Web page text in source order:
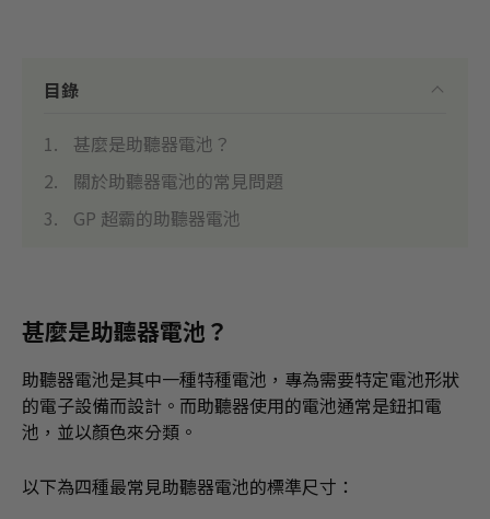
目錄
甚麼是助聽器電池？
關於助聽器電池的常見問題
GP 超霸的助聽器電池
甚麼是助聽器電池？
助聽器電池是其中一種特種電池，專為需要特定電池形狀
的電子設備而設計。而助聽器使用的電池通常是鈕扣電
池，並以顏色來分類。
以下為四種最常見助聽器電池的標準尺寸：